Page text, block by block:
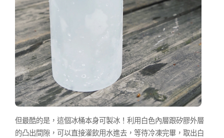
但最酷的是，這個冰桶本身可製冰！利用白色內層跟矽膠外層
的凸出間隙，可以直接灌飲用水進去，等待冷凍完畢，取出白